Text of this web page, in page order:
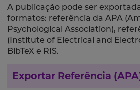
A publicação pode ser
formatos: referência da APA
Psychological Association),
(Institute of Electrical and
BibTeX e RIS.
Exportar Referência